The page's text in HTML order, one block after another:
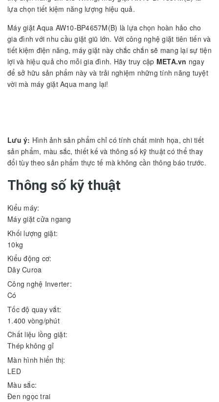
lựa chọn tiết kiệm năng lượng hiệu quả.
Máy giặt Aqua AW10-BP4657M(B) là lựa chọn hoàn hảo cho
gia đình với nhu cầu giặt giũ lớn. Với công nghệ giặt tiên tiến và
tiết kiệm điện năng, máy giặt này chắc chắn sẽ mang lại sự tiện
lợi và hiệu quả cho mỗi gia đình. Hãy truy cập META.vn ngay
để sở hữu sản phẩm này và trải nghiệm những tính năng tuyệt
vời mà máy giặt Aqua mang lại!
Lưu ý: Hình ảnh sản phẩm chỉ có tính chất minh họa, chi tiết
sản phẩm, màu sắc, thiết kế và thông số kỹ thuật có thể thay
đổi tùy theo sản phẩm thực tế mà không cần thông báo trước.
Thông số kỹ thuật
Kiểu máy:
Máy giặt cửa ngang
Khối lượng giặt:
10kg
Kiểu động cơ:
Dây Curoa
Công nghệ Inverter:
Có
Tốc độ quay vắt:
1.400 vòng/phút
Chất liệu lồng giặt:
Thép không gỉ
Màn hình hiển thị:
LED
Màu sắc:
Đen ngọc trai